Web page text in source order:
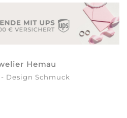
Hemau
Design Schmuck